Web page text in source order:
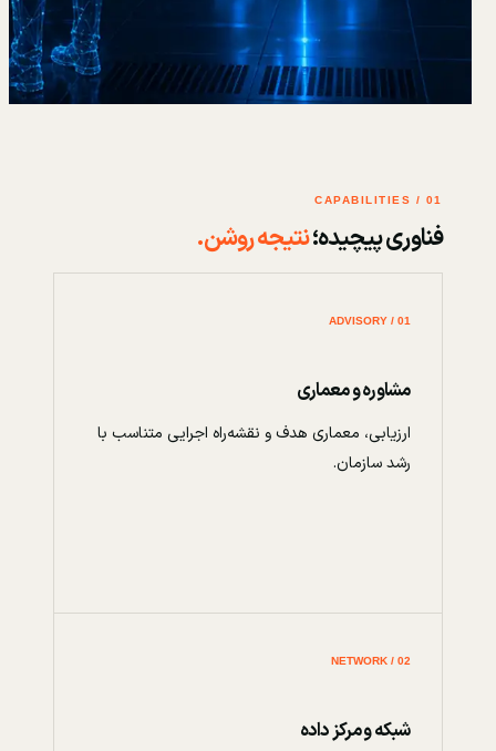
01 / CAPABILITIES
فناوری پیچیده؛نتیجه روشن.
01 / ADVISORY
مشاوره و معماری
ارزیابی، معماری هدف و نقشه‌راه اجرایی متناسب با
رشد سازمان.
02 / NETWORK
شبکه و مرکز داده